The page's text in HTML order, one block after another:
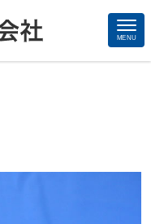
MENU